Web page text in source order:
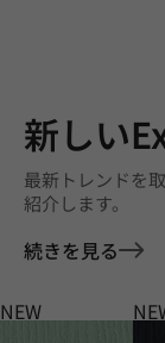
新しい
最新トレンドを
紹介します。
続きを見る
NEW